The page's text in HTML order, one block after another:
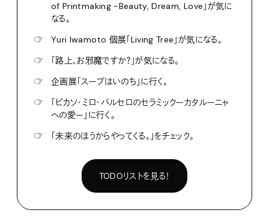
of Printmaking -Beauty, Dream, Love」が気に
なる。
☞
Yuri Iwamoto 個展「Living Tree」が気になる。
☞
「路上、お邪魔ですか？」が気になる。
☞
企画展「スープはいのち」に行く。
☞
「ピカソ・ミロ・バルセロのセラミックーカタルーニャ
への愛ー」に行く。
☞
「未来のほうからやってくる。」をチェック。
TODOリストを見る！